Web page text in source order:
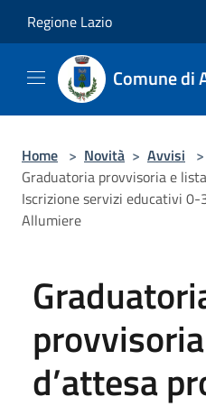
Regione Lazio
Comune di
Home > Novità > Avvisi >
Graduatoria provvisoria e
Iscrizione servizi educativi
Allumiere
d’attesa